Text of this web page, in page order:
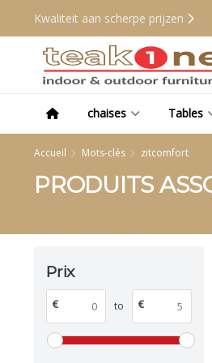
Kwaliteit aan scherpe prijzen
chaises Tables
Accueil Mots-clés zitcomfort
PRODUITS
Prix
€ to €